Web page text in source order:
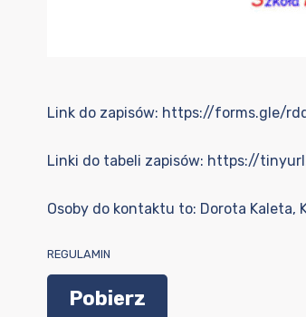
Link do zapisów: https://forms.gle/
Linki do tabeli zapisów: https://
Osoby do kontaktu to: Dorota Kaleta,
REGULAMIN
Pobierz